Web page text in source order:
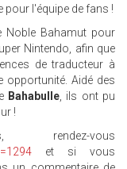
pour l'équipe de fans !
Noble Bahamut pour
Nintendo, afin que
de traducteur à
opportunité. Aidé des
Bahabulle , ils ont pu
!
rendez-vous
et si vous